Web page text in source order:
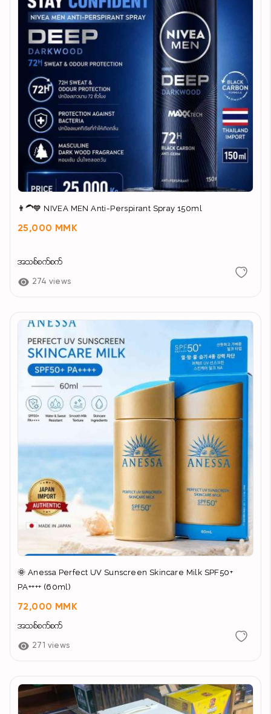
👨‍🦱💙 NIVEA MEN Anti-Perspirant Spray 150ml
25,000 MMK
အသစ်စက်စက်
274 views
🌞 Anessa Perfect UV Sunscreen Skincare Milk SPF50+
PA++++ (60ml)
72,000 MMK
အသစ်စက်စက်
271 views